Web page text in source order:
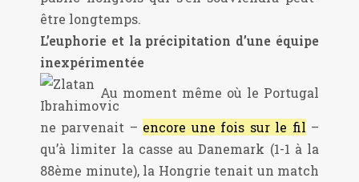
être longtemps.
L’euphorie et la précipitation d’une équipe
inexpérimentée
Au moment même où le Portugal
ne parvenait – encore une fois sur le fil –
qu’à limiter la casse au Danemark (1-1 à la
88ème minute), la Hongrie tenait un match